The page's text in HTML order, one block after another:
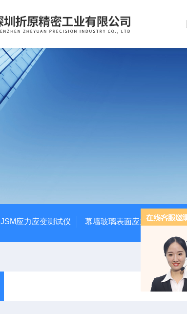
JSM应力应变测试仪 幕墙玻璃表面应力仪SSM-II